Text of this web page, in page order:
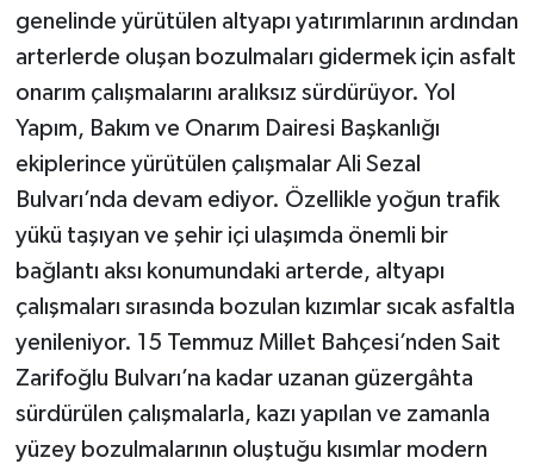
genelinde yürütülen altyapı yatırımlarının ardından
arterlerde oluşan bozulmaları gidermek için asfalt
onarım çalışmalarını aralıksız sürdürüyor. Yol
Yapım, Bakım ve Onarım Dairesi Başkanlığı
ekiplerince yürütülen çalışmalar Ali Sezal
Bulvarı’nda devam ediyor. Özellikle yoğun trafik
yükü taşıyan ve şehir içi ulaşımda önemli bir
bağlantı aksı konumundaki arterde, altyapı
çalışmaları sırasında bozulan kızımlar sıcak asfaltla
yenileniyor. 15 Temmuz Millet Bahçesi’nden Sait
Zarifoğlu Bulvarı’na kadar uzanan güzergâhta
sürdürülen çalışmalarla, kazı yapılan ve zamanla
yüzey bozulmalarının oluştuğu kısımlar modern